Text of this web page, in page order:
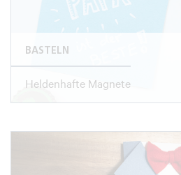
BASTELN
Heldenhafte Magnete